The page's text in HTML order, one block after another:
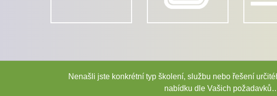
Nenašli jste konkrétní typ školení, službu nebo řešení
nabídku dle Vašich